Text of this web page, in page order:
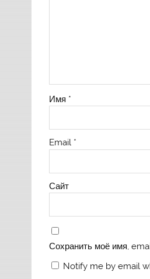
Имя *
Email *
Сайт
Сохранить моё имя,
Notify me by email